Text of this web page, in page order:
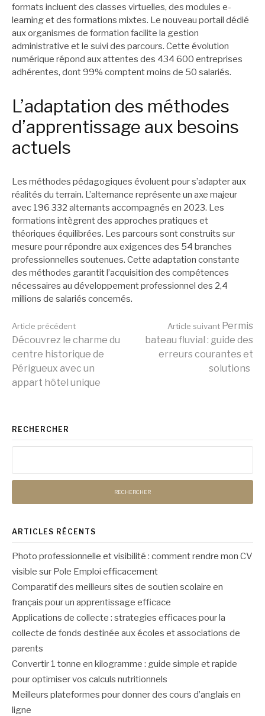
formats incluent des classes virtuelles, des modules e-
learning et des formations mixtes. Le nouveau portail dédié
aux organismes de formation facilite la gestion
administrative et le suivi des parcours. Cette évolution
numérique répond aux attentes des 434 600 entreprises
adhérentes, dont 99% comptent moins de 50 salariés.
L’adaptation des méthodes
d’apprentissage aux besoins
actuels
Les méthodes pédagogiques évoluent pour s’adapter aux
réalités du terrain. L’alternance représente un axe majeur
avec 196 332 alternants accompagnés en 2023. Les
formations intègrent des approches pratiques et
théoriques équilibrées. Les parcours sont construits sur
mesure pour répondre aux exigences des 54 branches
professionnelles soutenues. Cette adaptation constante
des méthodes garantit l’acquisition des compétences
nécessaires au développement professionnel des 2,4
millions de salariés concernés.
Lire
la
Article précédent
Découvrez le charme du
centre historique de
Périgueux avec un
appart hôtel unique
Article suivant Permis
bateau fluvial : guide des
erreurs courantes et
solutions
RECHERCHER
ARTICLES RÉCENTS
Photo professionnelle et visibilité : comment rendre mon CV
visible sur Pole Emploi efficacement
Comparatif des meilleurs sites de soutien scolaire en
français pour un apprentissage efficace
Applications de collecte : strategies efficaces pour la
collecte de fonds destinée aux écoles et associations de
parents
Convertir 1 tonne en kilogramme : guide simple et rapide
pour optimiser vos calculs nutritionnels
Meilleurs plateformes pour donner des cours d’anglais en
ligne